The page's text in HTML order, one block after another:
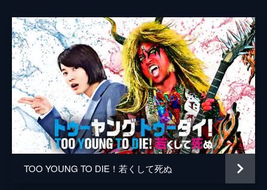
勝矢
水野智則
江戸川じゅん兵
竹森千人
廻飛呂男
沖田裕樹
TOO YOUNG TO DIE！若くして死ぬ